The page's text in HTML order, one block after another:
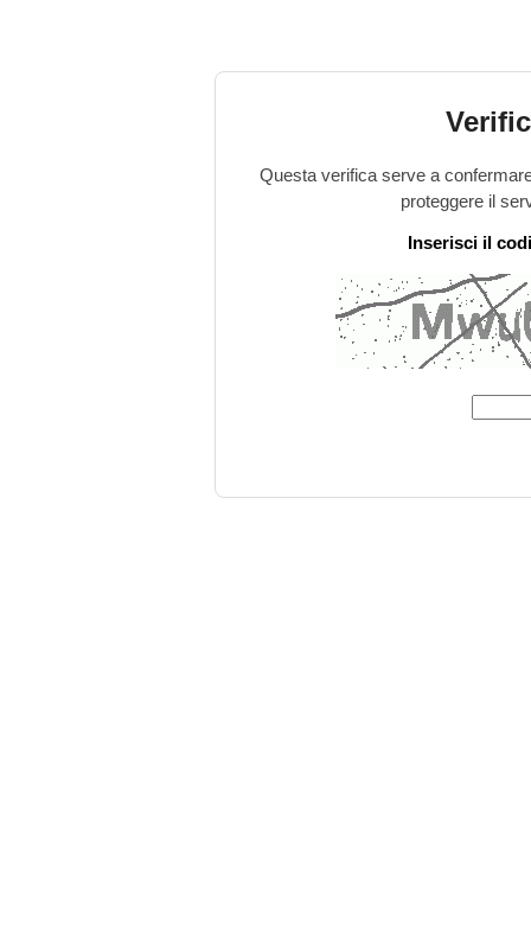
Questa verifica serve a
proteggere il
Inserisci il